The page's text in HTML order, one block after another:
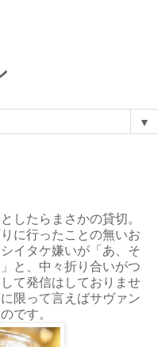
▼
したらまさかの貸切。
に行ったことの無いお
イタケ嫌いが「あ、そ
と、中々折り合いがつ
て発信はしておりませ
限って言えばサヴァン
です。